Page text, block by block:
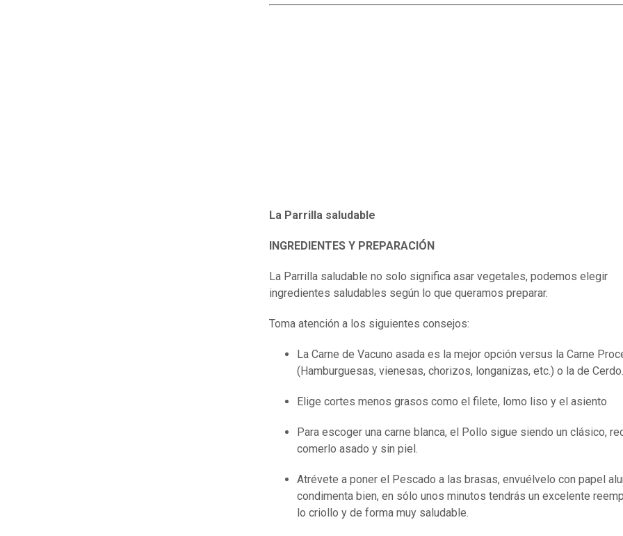
La Parrilla saludable
INGREDIENTES Y PREPARACIÓN
La Parrilla saludable no solo significa asar vegetales, podemos elegir
ingredientes saludables según lo que queramos preparar.
Toma atención a los siguientes consejos:
La Carne de Vacuno asada es la mejor opción versus la Carne
(Hamburguesas, vienesas, chorizos, longanizas, etc.) o la de Cerdo.
Elige cortes menos grasos como el filete, lomo liso y el asiento
Para escoger una carne blanca, el Pollo sigue siendo un clásico,
comerlo asado y sin piel.
Atrévete a poner el Pescado a las brasas, envuélvelo con papel
condimenta bien, en sólo unos minutos tendrás un excelente
lo criollo y de forma muy saludable.